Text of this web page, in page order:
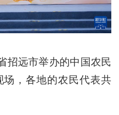
远市举办的中国农民
，各地的农民代表共